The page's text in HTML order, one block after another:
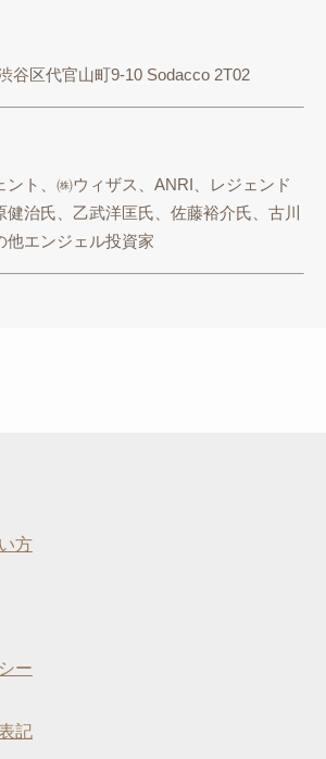
谷区代官山町9-10 Sodacco 2T02
ント、㈱ウィザス、ANRI、レジェンド
治氏、乙武洋匡氏、佐藤裕介氏、古川
他エンジェル投資家
方
ー
記